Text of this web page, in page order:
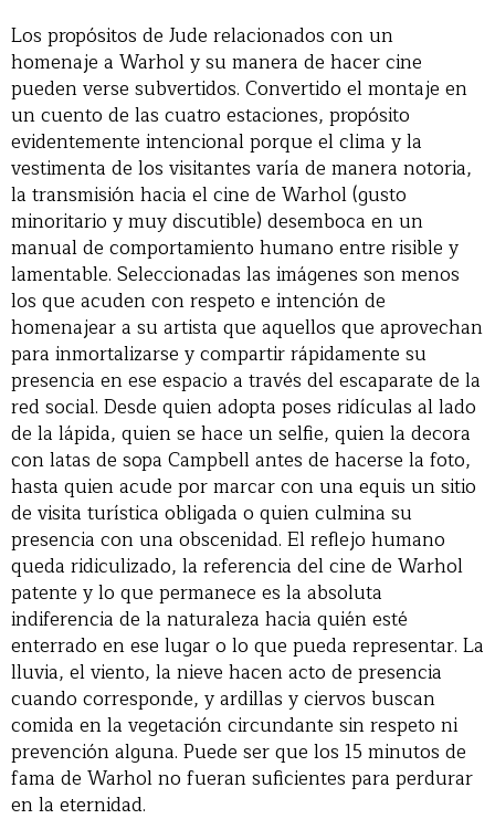
Los propósitos de Jude relacionados con un
homenaje a Warhol y su manera de hacer cine
pueden verse subvertidos. Convertido el montaje en
un cuento de las cuatro estaciones, propósito
evidentemente intencional porque el clima y la
vestimenta de los visitantes varía de manera notoria,
la transmisión hacia el cine de Warhol (gusto
minoritario y muy discutible) desemboca en un
manual de comportamiento humano entre risible y
lamentable. Seleccionadas las imágenes son menos
los que acuden con respeto e intención de
homenajear a su artista que aquellos que aprovechan
para inmortalizarse y compartir rápidamente su
presencia en ese espacio a través del escaparate de la
red social. Desde quien adopta poses ridículas al lado
de la lápida, quien se hace un selfie, quien la decora
con latas de sopa Campbell antes de hacerse la foto,
hasta quien acude por marcar con una equis un sitio
de visita turística obligada o quien culmina su
presencia con una obscenidad. El reflejo humano
queda ridiculizado, la referencia del cine de Warhol
patente y lo que permanece es la absoluta
indiferencia de la naturaleza hacia quién esté
enterrado en ese lugar o lo que pueda representar. La
lluvia, el viento, la nieve hacen acto de presencia
cuando corresponde, y ardillas y ciervos buscan
comida en la vegetación circundante sin respeto ni
prevención alguna. Puede ser que los 15 minutos de
fama de Warhol no fueran suficientes para perdurar
en la eternidad.